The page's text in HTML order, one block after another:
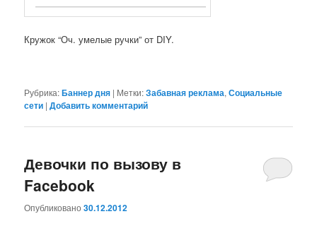
Кружок “Оч. умелые ручки” от DIY.
Рубрика:Баннер дня | Метки:Забавная реклама,Социальные
сети |Добавить комментарий
Девочки по вызову в
Facebook
Опубликовано30.12.2012